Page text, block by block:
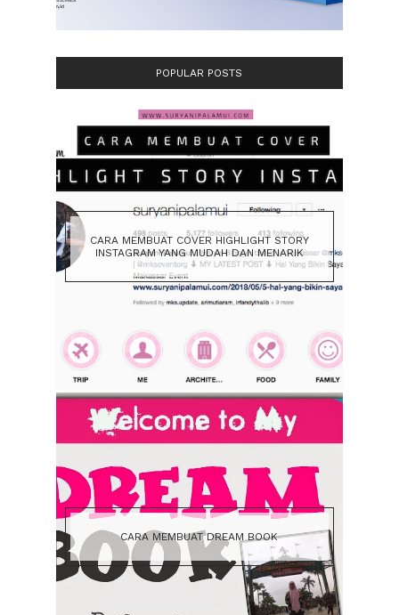
POPULAR POSTS
CARA MEMBUAT COVER HIGHLIGHT STORY
INSTAGRAM YANG MUDAH DAN MENARIK
CARA MEMBUAT DREAM BOOK